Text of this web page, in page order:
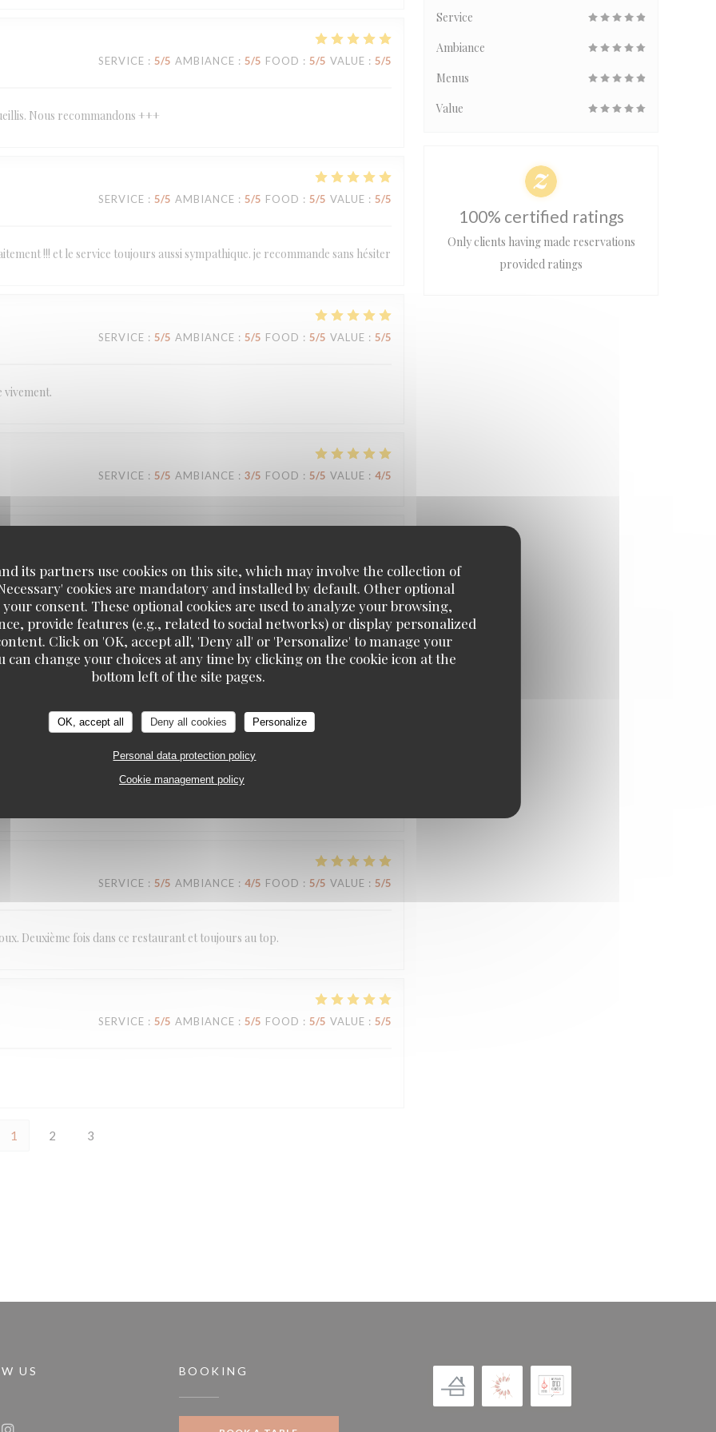
its partners use cookies on this site, which may involve the collection of
cookies are mandatory and installed by default. Other optional
consent. These optional cookies are used to analyze your browsing,
provide features (e.g., related to social networks) or display personalized
Click on 'OK, accept all', 'Deny all' or 'Personalize' to manage your
can change your choices at any time by clicking on the cookie icon at the
bottom left of the site pages.
OK, accept all Deny all cookies Personalize
Personal data protection policy
Cookie management policy
SERVICE : 5/5 AMBIANCE : 5/5 FOOD : 5/5 VALUE : 5/5
Nous recommandons +++
SERVICE : 5/5 AMBIANCE : 5/5 FOOD : 5/5 VALUE : 5/5
!!! et le service toujours aussi sympathique. je recommande sans hésiter
SERVICE : 5/5 AMBIANCE : 5/5 FOOD : 5/5 VALUE : 5/5
vivement.
SERVICE : 5/5 AMBIANCE : 3/5 FOOD : 5/5 VALUE : 4/5
SERVICE: 5/5 AMBIANCE : 5/5 FOOD: 5/5 VALUE: 5/5
toujours un grand plaisir. Plats très savoureux, carte qui change
SERVICE : 5/5 AMBIANCE : 4/5 FOOD : 5/5 VALUE : 5/5
Deuxième fois dans ce restaurant et toujours au top.
SERVICE : 5/5 AMBIANCE : 5/5 FOOD : 5/5 VALUE : 5/5
1 2 3
Service
Ambiance
Menus
Value
100% certified ratings
Only clients having made reservations
provided ratings
US BOOKING
Loco by Jem's